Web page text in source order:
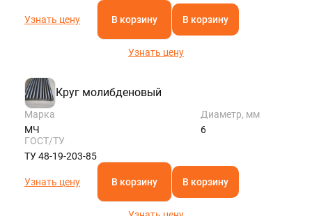
Узнать цену В корзину В корзину
Узнать цену
Круг молибденовый
Марка
МЧ
Диаметр, мм
6
ГОСТ/ТУ
ТУ 48-19-203-85
Узнать цену В корзину В корзину